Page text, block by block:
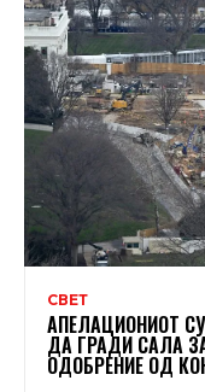
СВЕТ
АПЕЛАЦИОНИОТ
ДА ГРАДИ САЛА
ОДОБРЕНИЕ ОД